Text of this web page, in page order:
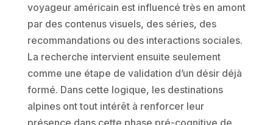
voyageur américain est influencé très en amont
par des contenus visuels, des séries, des
recommandations ou des interactions sociales.
La recherche intervient ensuite seulement
comme une étape de validation d’un désir déjà
formé. Dans cette logique, les destinations
alpines ont tout intérêt à renforcer leur
présence dans cette phase pré-cognitive de